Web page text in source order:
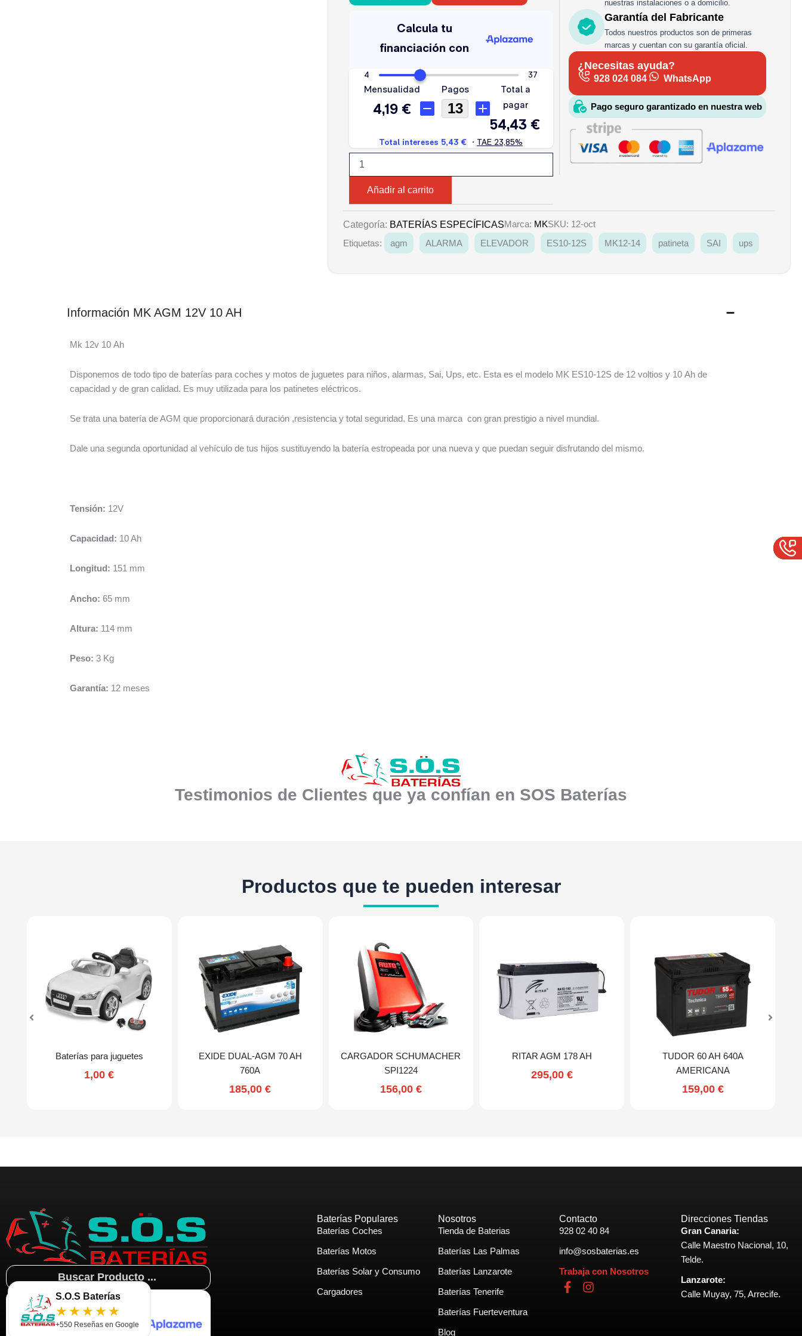
cantidad
Añadir al carrito
nuestras instalaciones o a domicilio.
Garantía del Fabricante
Todos nuestros productos son de primeras
marcas y cuentan con su garantía oficial.
¿Necesitas ayuda?
928 024 084 WhatsApp
Pago seguro garantizado en nuestra web
Categoría: BATERÍAS ESPECÍFICASMarca: MKSKU: 12-oct
Etiquetas:
agm ALARMA ELEVADOR ES10-12S MK12-14 patineta SAI ups
Información MK AGM 12V 10 AH
Mk 12v 10 Ah
Disponemos de todo tipo de baterías para coches y motos de juguetes para niños, alarmas, Sai, Ups, etc. Esta es el modelo MK ES10-12S de 12 voltios y 10 Ah de
capacidad y de gran calidad. Es muy utilizada para los patinetes eléctricos.
Se trata una batería de AGM que proporcionará duración ,resistencia y total seguridad. Es una marca con gran prestigio a nivel mundial.
Dale una segunda oportunidad al vehículo de tus hijos sustituyendo la batería estropeada por una nueva y que puedan seguir disfrutando del mismo.
Tensión: 12V
Capacidad: 10 Ah
Longitud: 151 mm
Ancho: 65 mm
Altura: 114 mm
Peso: 3 Kg
Garantía: 12 meses
Testimonios de Clientes que ya confían en SOS Baterías
Productos que te pueden interesar
Baterías para juguetes
1,00€
EXIDE DUAL-AGM 70 AH
760A
185,00€
CARGADOR SCHUMACHER
SPI1224
156,00 €
RITAR AGM 178 AH
295,00 €
TUDOR 60 AH 640A
AMERICANA
159,00 €
Search
...
Baterías Populares
Baterías Coches
Baterías Motos
Baterías Solar y Consumo
Cargadores
Nosotros
Tienda de Baterias
Baterías Las Palmas
Baterías Lanzarote
Baterías Tenerife
Baterías Fuerteventura
Blog
Contacto
928 02 40 84
info@sosbaterias.es
Trabaja con Nosotros
F
a
I
n
Direcciones Tiendas
Gran Canaria:
Calle Maestro Nacional, 10,
Telde.
Lanzarote:
Calle Muyay, 75, Arrecife.
S.O.S Baterías
★★★★★
+550 Reseñas en Google